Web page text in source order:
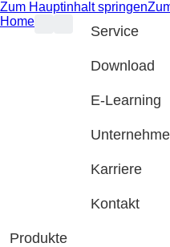
Zum Hauptinhalt springen
Home
Service
Download
E-Learning
Karriere
Kontakt
Produkte